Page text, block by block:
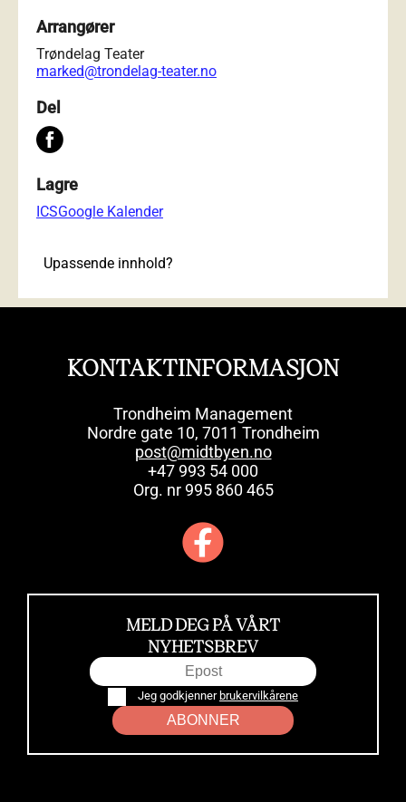
Arrangører
Trøndelag Teater
marked@trondelag-teater.no
Del
Lagre
ICSGoogle Kalender
Upassende innhold?
KONTAKTINFORMASJON
Trondheim Management
Nordre gate 10, 7011 Trondheim
post@midtbyen.no
+47 993 54 000
Org. nr 995 860 465
MELD DEG PÅ VÅRT
NYHETSBREV
Jeg godkjenner brukervilkårene
ABONNER